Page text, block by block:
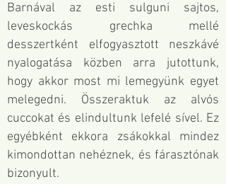
Barnával az esti sulguni sajtos,
leveskockás grechka mellé
desszertként elfogyasztott neszkávé
nyalogatása közben arra jutottunk,
hogy akkor most mi lemegyünk egyet
melegedni. Összeraktuk az alvós
cuccokat és elindultunk lefelé sível. Ez
egyébként ekkora zsákokkal mindez
kimondottan nehéznek, és fárasztónak
bizonyult.